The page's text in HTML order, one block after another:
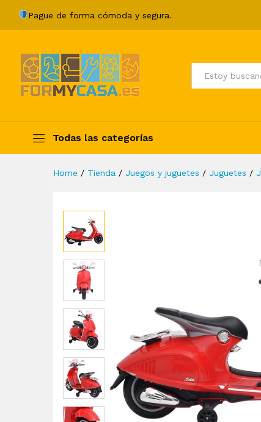
Pague de forma cómoda y segura.
Todos
Todas las categorías
y animales
Home / Tienda / Juegos y juguetes / Juguetes /
Description Specification